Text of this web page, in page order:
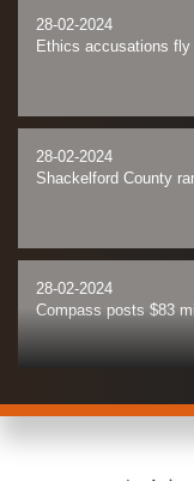
28-02-2024
Ethics accusations
28-02-2024
Shackelford County
28-02-2024
Compass posts $83
28-02-2024